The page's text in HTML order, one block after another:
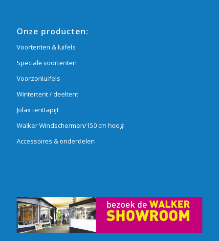
Onze producten:
Voortenten & luifels
Speciale voortenten
Voorzonluifels
Wintertent / deeltent
Jolax tenttapijt
Walker Windschermen/150 cm hoog!
Accessoires & onderdelen